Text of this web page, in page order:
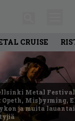
CRUISE
Metal
Opeth, Misþyrming,
ja muita